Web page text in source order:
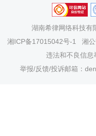
湖南希律网络科技有
湘ICP备17015042号-1
湘
违法和不良信
举报/反馈/投诉邮箱：